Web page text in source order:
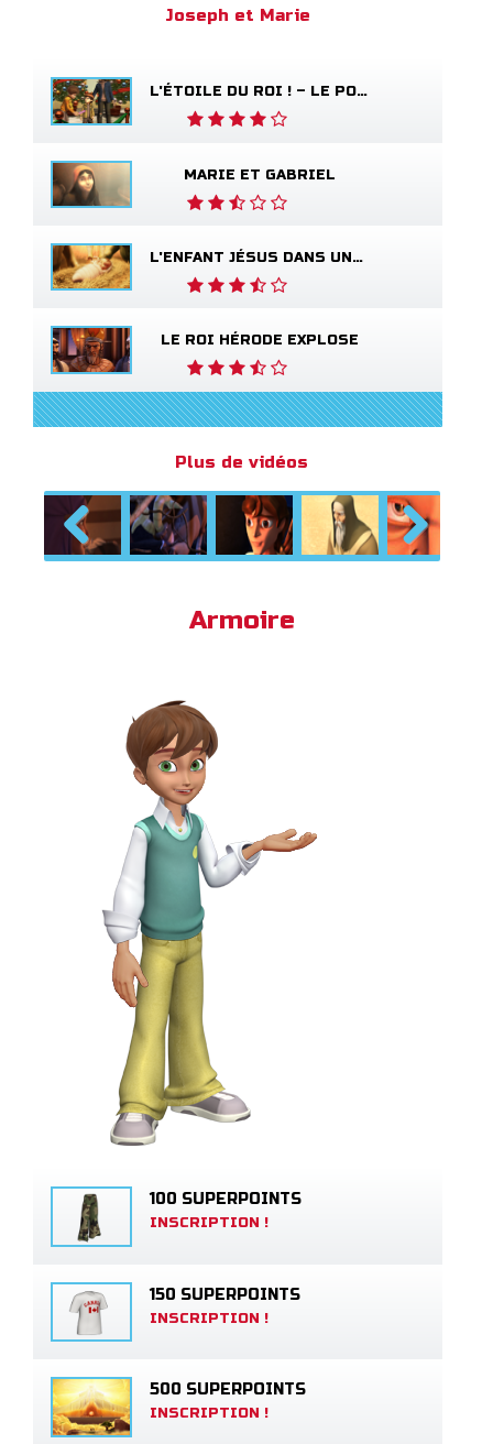
Joseph et Marie
L'ÉTOILE DU ROI ! – LE POÈME SUR LE SALUT
MARIE ET GABRIEL
L'ENFANT JÉSUS DANS UNE CRÈCHE
LE ROI HÉRODE EXPLOSE
Plus de vidéos
Previous Next
Armoire
100 SUPERPOINTS
INSCRIPTION !
150 SUPERPOINTS
INSCRIPTION !
500 SUPERPOINTS
INSCRIPTION !